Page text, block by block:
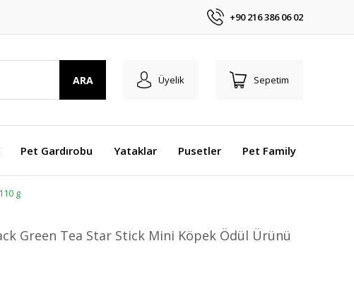
+90 216 386 06 02
ARA Üyelik Sepetim
Pet Gardırobu Yataklar Pusetler Pet Family
g
Green Tea Star Stick Mini Köpek Ödül Ürünü